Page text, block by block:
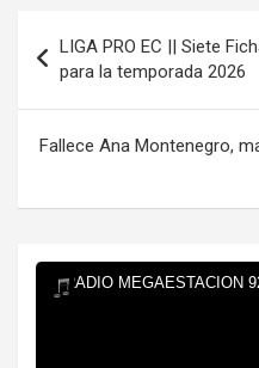
de
entradas
LIGA PRO EC || Siete
para la temporada 2026
Fallece Ana Montenegro,